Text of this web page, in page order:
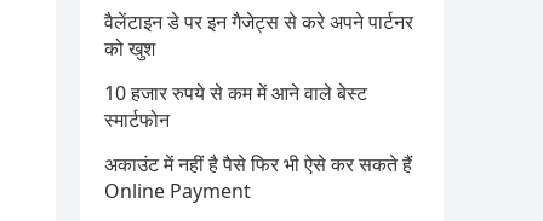
वैलेंटाइन डे पर इन गैजेट्स से करे अपने पार्टनर
को खुश
10 हजार रुपये से कम में आने वाले बेस्ट
स्मार्टफोन
अकाउंट में नहीं है पैसे फिर भी ऐसे कर सकते हैं
Online Payment